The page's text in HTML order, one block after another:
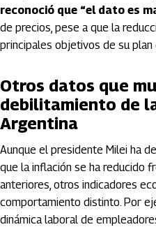
reconoció que “el dato es
de precios, pese a que la
principales objetivos de su
Otros datos que
debilitamiento de
Argentina
Aunque el presidente Milei ha
que la inflación se ha reducido
anteriores, otros indicadores
comportamiento distinto. Por
dinámica laboral de